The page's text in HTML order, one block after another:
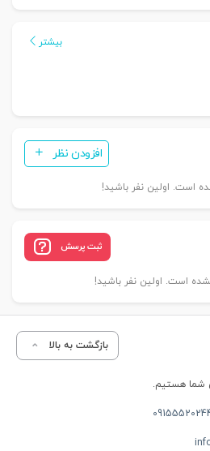
بیشتر
افزودن نظر
است. اولین نفر باشید!
ثبت پرسش
است. اولین نفر باشید!
بازگشت به بالا